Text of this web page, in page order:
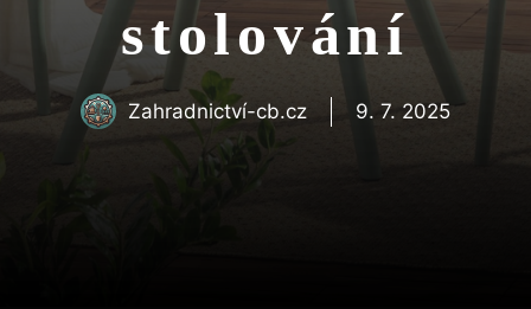
stolování
Zahradnictví-cb.cz 9. 7. 2025